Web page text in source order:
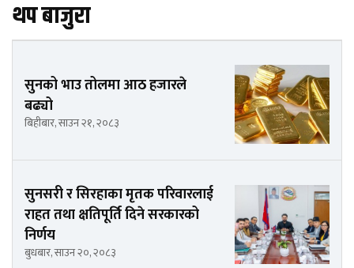
थप बाजुरा
सुनको भाउ तोलमा आठ हजारले
बढ्यो
बिहीबार, साउन २१, २०८३
सुनसरी र सिरहाका मृतक परिवारलाई
राहत तथा क्षतिपूर्ति दिने सरकारको
निर्णय
बुधबार, साउन २०, २०८३